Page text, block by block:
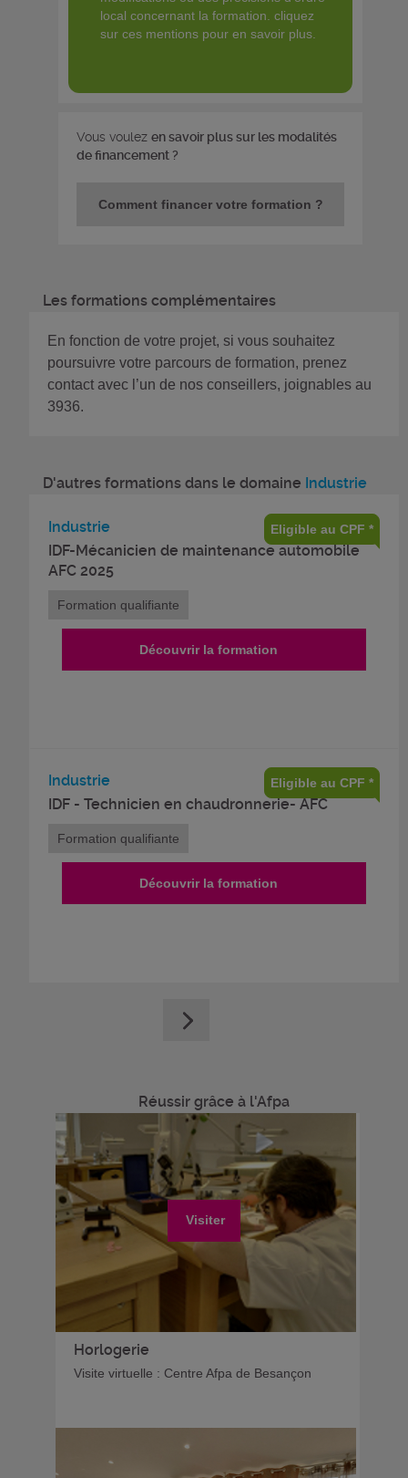
local concernant la formation. cliquez
sur ces mentions pour en savoir plus.
Vous voulez en savoir plus sur les modalités
de financement ?
Comment financer votre formation ?
Les formations complémentaires
En fonction de votre projet, si vous souhaitez
poursuivre votre parcours de formation, prenez
contact avec l’un de nos conseillers, joignables au
3936.
D'autres formations dans le domaine Industrie
Industrie
IDF-Mécanicien de maintenance automobile
AFC 2025
Eligible au CPF *
Formation qualifiante
Découvrir la formation
Industrie
IDF - Technicien en chaudronnerie- AFC
Eligible au CPF *
Formation qualifiante
Découvrir la formation
Réussir grâce à l'Afpa
Visiter
Horlogerie
Visite virtuelle : Centre Afpa de Besançon